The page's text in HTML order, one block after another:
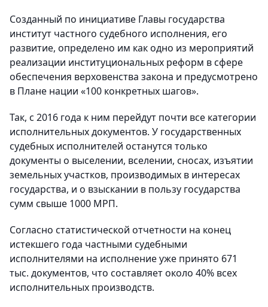
Созданный по инициативе Главы государства
институт частного судебного исполнения, его
развитие, определено им как одно из мероприятий
реализации институциональных реформ в сфере
обеспечения верховенства закона и предусмотрено
в Плане нации «100 конкретных шагов».
Так, с 2016 года к ним перейдут почти все категории
исполнительных документов. У государственных
судебных исполнителей останутся только
документы о выселении, вселении, сносах, изъятии
земельных участков, производимых в интересах
государства, и о взыскании в пользу государства
сумм свыше 1000 МРП.
Согласно статистической отчетности на конец
истекшего года частными судебными
исполнителями на исполнение уже принято 671
тыс. документов, что составляет около 40% всех
исполнительных производств.